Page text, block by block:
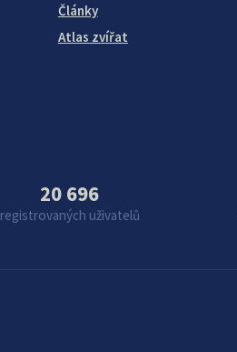
Články
Atlas zvířat
20 696
registrovaných uživatelů